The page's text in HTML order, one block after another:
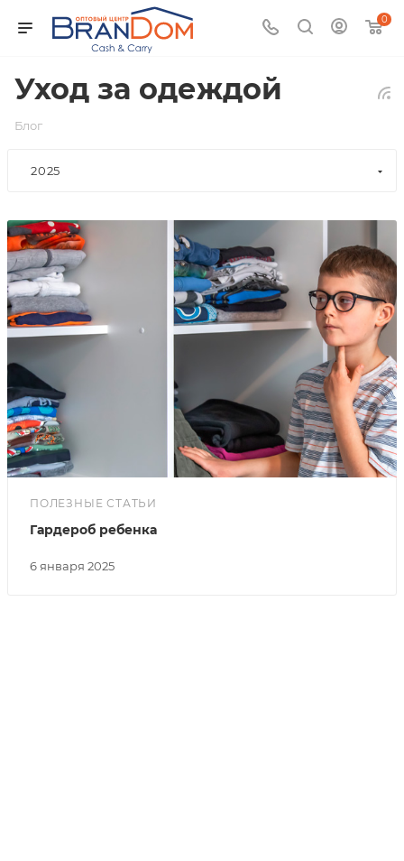
0
Уход за одеждой
Блог
2025
ПОЛЕЗНЫЕ СТАТЬИ
6 января 2025
Гардероб ребенка